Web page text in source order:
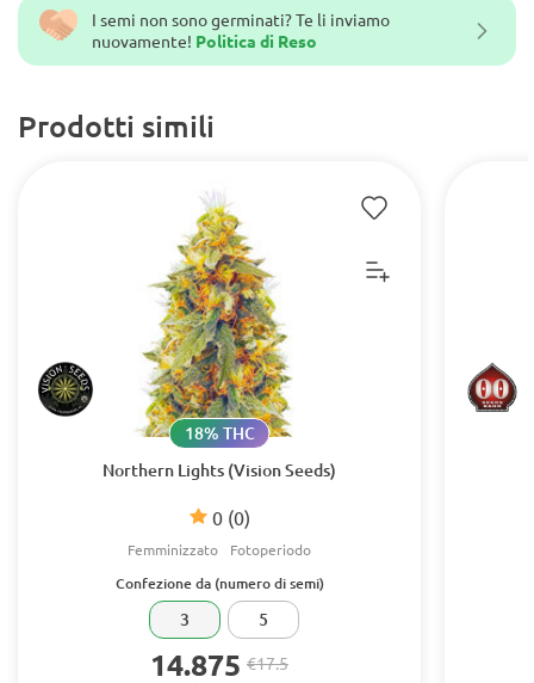
I semi non sono germinati? Te li inviamo
nuovamente! Politica di Reso
Prodotti simili
Northern Lights (Vision Seeds)
0 (0)
18% THC
Femminizzato Fotoperiodo
Confezione da (numero di semi)
3 5
14.875 €17.5